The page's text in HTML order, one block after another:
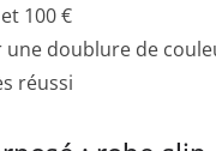
100 €
doublure de
réussi